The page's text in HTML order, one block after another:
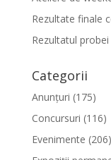
Rezultate finale
Rezultatul
Categorii
Anunțuri (175)
Concursuri (116)
Evenimente (206)